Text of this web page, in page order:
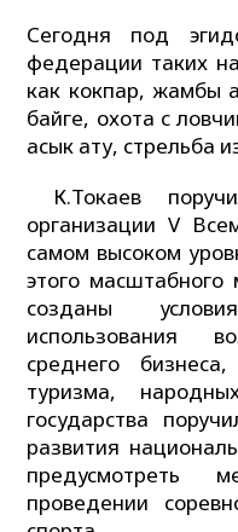
Сегодня под
федерации таких
как кокпар, жамбы
байге, охота с
асык ату, стрельба
К.Токаев
организации V
самом высоком
этого
созданы
использования
среднего
туризма,
государства
развития
предусмотреть
проведении